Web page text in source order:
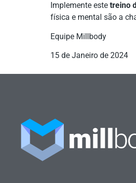
Implemente este treino
física e mental são a
Equipe Millbody
15 de Janeiro de 2024